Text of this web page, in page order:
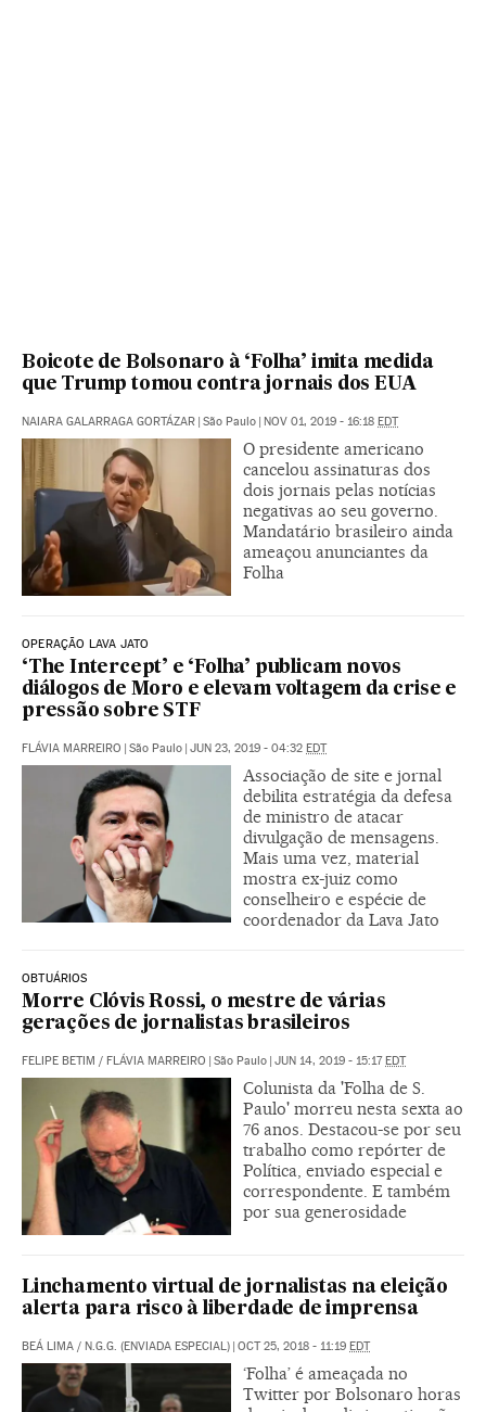
Boicote de Bolsonaro à ‘Folha’ imita medida
que Trump tomou contra jornais dos EUA
NAIARA GALARRAGA GORTÁZAR São Paulo NOV 01, 2019 - 16:18 EDT
O presidente americano
cancelou assinaturas dos
dois jornais pelas notícias
negativas ao seu governo.
Mandatário brasileiro ainda
ameaçou anunciantes da
Folha
OPERAÇÃO LAVA JATO
‘The Intercept’ e ‘Folha’ publicam novos
diálogos de Moro e elevam voltagem da crise e
pressão sobre STF
FLÁVIA MARREIRO São Paulo JUN 23, 2019 - 04:32 EDT
Associação de site e jornal
debilita estratégia da defesa
de ministro de atacar
divulgação de mensagens.
Mais uma vez, material
mostra ex-juiz como
conselheiro e espécie de
coordenador da Lava Jato
OBTUÁRIOS
Morre Clóvis Rossi, o mestre de várias
gerações de jornalistas brasileiros
FELIPE BETIM / FLÁVIA MARREIRO São Paulo JUN 14, 2019 - 15:17 EDT
Colunista da 'Folha de S.
Paulo' morreu nesta sexta ao
76 anos. Destacou-se por seu
trabalho como repórter de
Política, enviado especial e
correspondente. E também
por sua generosidade
Linchamento virtual de jornalistas na eleição
alerta para risco à liberdade de imprensa
BEÁ LIMA / N.G.G. (ENVIADA ESPECIAL) | OCT 25, 2018 - 11:19 EDT
‘Folha’ é ameaçada no
Twitter por Bolsonaro horas